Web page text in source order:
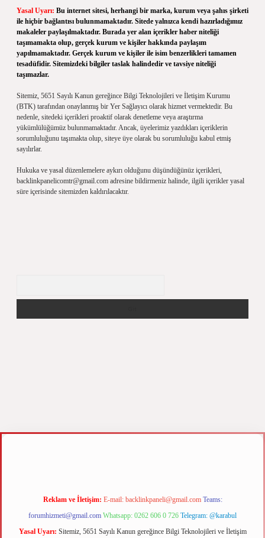
Yasal Uyarı: Bu internet sitesi, herhangi bir marka, kurum veya şahıs şirketi
ile hiçbir bağlantısı bulunmamaktadır. Sitede yalnızca kendi hazırladığımız
makaleler paylaşılmaktadır. Burada yer alan içerikler haber niteliği
taşımamakta olup, gerçek kurum ve kişiler hakkında paylaşım
yapılmamaktadır. Gerçek kurum ve kişiler ile isim benzerlikleri tamamen
tesadüfidir. Sitemizdeki bilgiler taslak halindedir ve tavsiye niteliği
taşımazlar.
Sitemiz, 5651 Sayılı Kanun gereğince Bilgi Teknolojileri ve İletişim Kurumu
(BTK) tarafından onaylanmış bir Yer Sağlayıcı olarak hizmet vermektedir. Bu
nedenle, sitedeki içerikleri proaktif olarak denetleme veya araştırma
yükümlülüğümüz bulunmamaktadır. Ancak, üyelerimiz yazdıkları içeriklerin
sorumluluğunu taşımakta olup, siteye üye olarak bu sorumluluğu kabul etmiş
sayılırlar.
Hukuka ve yasal düzenlemelere aykırı olduğunu düşündüğünüz içerikleri,
backlinkpanelicomtr@gmail.com adresine bildirmeniz halinde, ilgili içerikler yasal
süre içerisinde sitemizden kaldırılacaktır.
m elexbet
Reklam ve İletişim: E-mail: backlinkpaneli@gmail.com Teams:
forumhizmeti@gmail.com Whatsapp: 0262 606 0 726 Telegram: @karabul
Yasal Uyarı: Sitemiz, 5651 Sayılı Kanun gereğince Bilgi Teknolojileri ve İletişim